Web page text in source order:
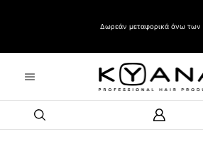
Δωρεάν μεταφορικά άνω των